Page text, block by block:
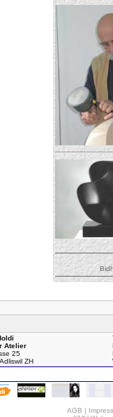
Atelier
25
ZH
AGB |